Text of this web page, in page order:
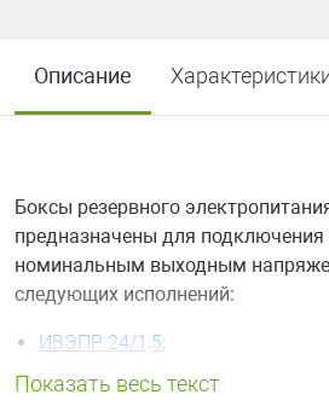
Описание
Боксы резервного
предназначены для подключения
номинальным выходным
следующих исполнений:
ИВЭПР 24/1,5;